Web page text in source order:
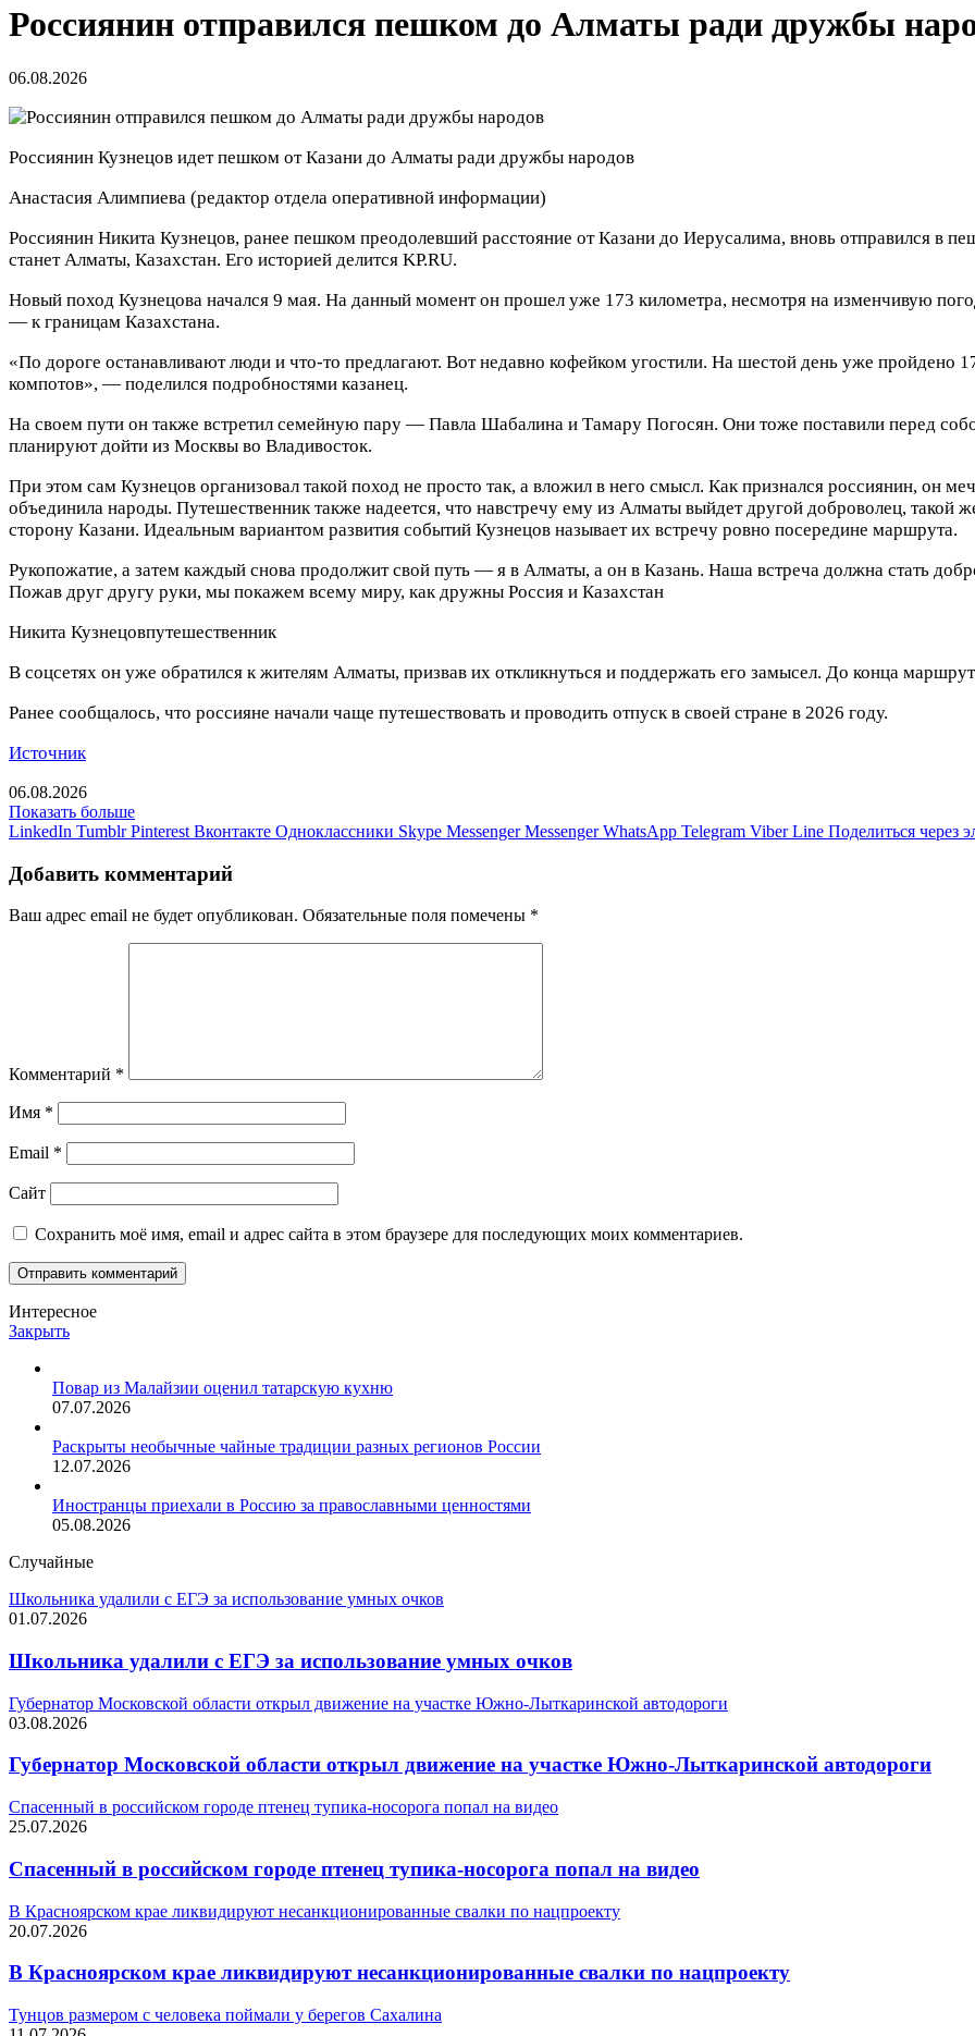
Россиянин отправился пешком до Алматы ради дружбы
06.08.2026
Россиянин Кузнецов идет пешком от Казани до Алматы ради дружбы народов
Анастасия Алимпиева (редактор отдела оперативной информации)
Россиянин Никита Кузнецов, ранее пешком преодолевший расстояние от Казани до Иерусалима, вновь отправился в
станет Алматы, Казахстан. Его историей делится KP.RU.
Новый поход Кузнецова начался 9 мая. На данный момент он прошел уже 173 километра, несмотря на изменчивую
— к границам Казахстана.
«По дороге останавливают люди и что-то предлагают. Вот недавно кофейком угостили. На шестой день уже пройдено
компотов», — поделился подробностями казанец.
На своем пути он также встретил семейную пару — Павла Шабалина и Тамару Погосян. Они тоже поставили перед
планируют дойти из Москвы во Владивосток.
При этом сам Кузнецов организовал такой поход не просто так, а вложил в него смысл. Как признался россиянин, он
объединила народы. Путешественник также надеется, что навстречу ему из Алматы выйдет другой доброволец,
сторону Казани. Идеальным вариантом развития событий Кузнецов называет их встречу ровно посередине маршрута.
Рукопожатие, а затем каждый снова продолжит свой путь — я в Алматы, а он в Казань. Наша встреча должна стать
Пожав друг другу руки, мы покажем всему миру, как дружны Россия и Казахстан
Никита Кузнецовпутешественник
В соцсетях он уже обратился к жителям Алматы, призвав их откликнуться и поддержать его замысел. До конца
Ранее сообщалось, что россияне начали чаще путешествовать и проводить отпуск в своей стране в 2026 году.
Источник
06.08.2026
Показать больше
LinkedIn Tumblr Pinterest Вконтакте Одноклассники Skype Messenger Messenger WhatsApp Telegram Viber Line Поделиться через
Добавить комментарий
Ваш адрес email не будет опубликован. Обязательные поля помечены *
Комментарий *
Имя *
Email *
Сайт
Сохранить моё имя, email и адрес сайта в этом браузере для последующих моих комментариев.
Интересное
Закрыть
Повар из Малайзии оценил татарскую кухню
07.07.2026
Раскрыты необычные чайные традиции разных регионов России
12.07.2026
Иностранцы приехали в Россию за православными ценностями
05.08.2026
Случайные
Школьника удалили с ЕГЭ за использование умных очков
01.07.2026
Школьника удалили с ЕГЭ за использование умных очков
Губернатор Московской области открыл движение на участке Южно-Лыткаринской автодороги
03.08.2026
Губернатор Московской области открыл движение на участке Южно-Лыткаринской автодороги
Спасенный в российском городе птенец тупика-носорога попал на видео
25.07.2026
Спасенный в российском городе птенец тупика-носорога попал на видео
В Красноярском крае ликвидируют несанкционированные свалки по нацпроекту
20.07.2026
В Красноярском крае ликвидируют несанкционированные свалки по нацпроекту
Тунцов размером с человека поймали у берегов Сахалина